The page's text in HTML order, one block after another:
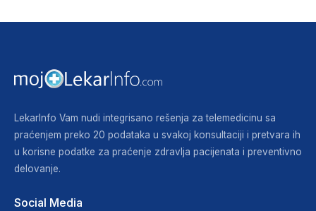
LekarInfo Vam nudi integrisano rešenja za telemedicinu sa
praćenjem preko 20 podataka u svakoj konsultaciji i pretvara ih
u korisne podatke za praćenje zdravlja pacijenata i preventivno
delovanje.
Social Media